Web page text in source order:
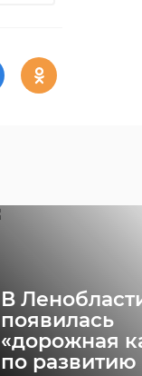
В
появилась
«дорожная
по развитию
Здание
на